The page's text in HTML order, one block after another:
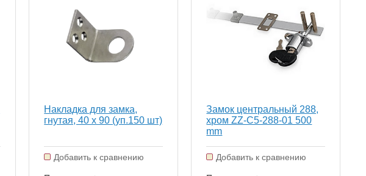
Накладка для замка,
гнутая, 40 х 90 (уп.150 шт)
Добавить к сравнению
Замок центральный 288,
хром ZZ-C5-288-01 500
mm
Добавить к сравнению